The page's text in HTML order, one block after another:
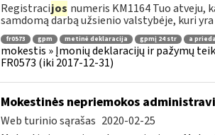
Registracijos numeris KM1164 Tuo
samdomą darbą užsienio valstybėje, kuri yra
fr0573 gpm metinė deklaracija gpmį 24 str a
mokestis » Įmonių deklaracijų ir pažymų
FR0573 (iki 2017-12-31)
Mokestinės nepriemokos
Web turinio sąrašas 2020-02-25